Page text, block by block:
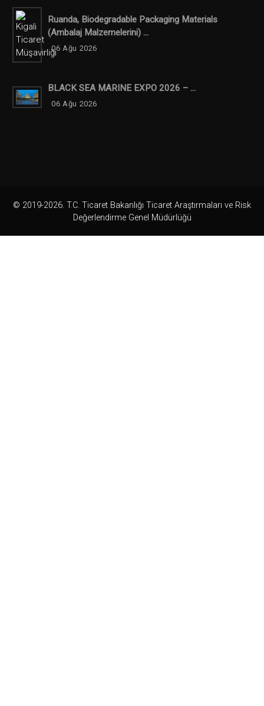
Ruanda, Biodegradable Packaging Materials
(ambalaj Malzemelerini) ...
06 Ağu 2026
BLACK SEA MARINE EXPO 2026 – ...
06 Ağu 2026
© 2019-2026. T.C. Ticaret Bakanlığı Ticaret Araştırmaları ve Risk
Değerlendirme Genel Müdürlüğü